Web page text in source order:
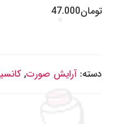
تومان47.000
دسته: آرایش صورت,